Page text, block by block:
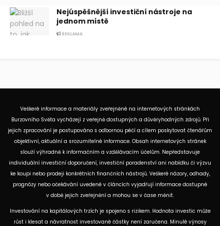
Nejúspěšnější investiční nástroje na
jednom místě
REKLAMA
Veškeré informace a materiály zveřejněné na internetových stránkách
Burzovního Světa vycházejí z veřejně dostupných a důvěryhodných zdrojů. Při
jejich zpracování je postupováno s odbornou péčí a cílem poskytovat čtenářům
objektivní, aktuální a srozumitelné informace. Obsah internetových stránek
slouží výhradně k informačním a vzdělávacím účelům. Nepředstavuje
individuální investiční doporučení, investiční poradenství ani nabídku či výzvu
ke koupi nebo prodeji konkrétních finančních nástrojů. Veškeré názory, odhady,
prognózy nebo očekávání uvedené v článcích vyjadřují informace dostupné
v době jejich zveřejnění a mohou se v čase měnit.
Investování na kapitálových trzích je spojeno s rizikem. Hodnota investic může
růst i klesat a návratnost investované částky není zaručena. Minulé výnosy